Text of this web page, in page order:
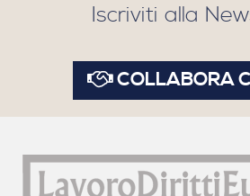
Iscriviti alla
COLLABORA